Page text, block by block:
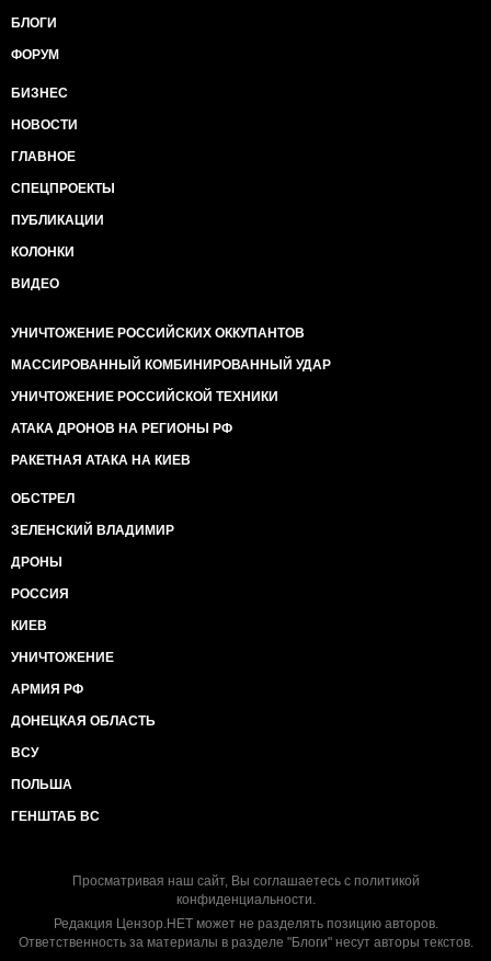
БЛОГИ
ФОРУМ
БИЗНЕС
НОВОСТИ
ГЛАВНОЕ
СПЕЦПРОЕКТЫ
ПУБЛИКАЦИИ
КОЛОНКИ
ВИДЕО
УНИЧТОЖЕНИЕ РОССИЙСКИХ ОККУПАНТОВ
МАССИРОВАННЫЙ КОМБИНИРОВАННЫЙ УДАР
УНИЧТОЖЕНИЕ РОССИЙСКОЙ ТЕХНИКИ
АТАКА ДРОНОВ НА РЕГИОНЫ РФ
РАКЕТНАЯ АТАКА НА КИЕВ
ОБСТРЕЛ
ЗЕЛЕНСКИЙ ВЛАДИМИР
ДРОНЫ
РОССИЯ
КИЕВ
УНИЧТОЖЕНИЕ
АРМИЯ РФ
ДОНЕЦКАЯ ОБЛАСТЬ
ВСУ
ПОЛЬША
ГЕНШТАБ ВС
Просматривая наш сайт, Вы соглашаетесь с политикой
конфиденциальности.
Редакция Цензор.НЕТ может не разделять позицию авторов.
Ответственность за материалы в разделе "Блоги" несут авторы текстов.